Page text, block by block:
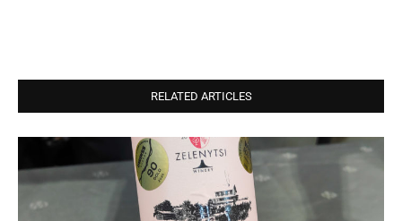
RELATED ARTICLES